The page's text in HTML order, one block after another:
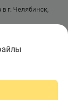
г. Челябинск,